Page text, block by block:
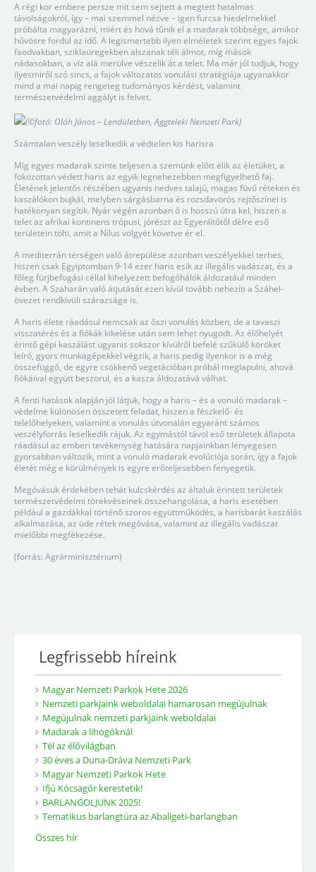
A régi kor embere persze mit sem sejtett a megtett hatalmas
távolságokról, így – mai szemmel nézve – igen furcsa hiedelmekkel
próbálta magyarázni, miért és hová tűnik el a madarak többsége, amikor
hűvösre fordul az idő. A legismertebb ilyen elméletek szerint egyes fajok
faodvakban, sziklaüregekben alszanak téli álmot, míg mások
nádasokban, a víz alá merülve vészelik át a telet. Ma már jól tudjuk, hogy
ilyesmiről szó sincs, a fajok változatos vonulási stratégiája ugyanakkor
mind a mai napig rengeteg tudományos kérdést, valamint
természetvédelmi aggályt is felvet.
(©fotó: Oláh János – Lendületben, Aggteleki Nemzeti Park)
Számtalan veszély leselkedik a védtelen kis harisra
Míg egyes madarak szinte teljesen a szemünk előtt élik az életüket, a
fokozottan védett haris az egyik legnehezebben megfigyelhető faj.
Életének jelentős részében ugyanis nedves talajú, magas füvű réteken és
kaszálókon bujkál, melyben sárgásbarna és rozsdavörös rejtőszínei is
hatékonyan segítik. Nyár végén azonban ő is hosszú útra kel, hiszen a
telet az afrikai kontinens trópusi, jórészt az Egyenlítőtől délre eső
területein tölti, amit a Nílus völgyét követve ér el.
A mediterrán térségen való átrepülése azonban veszélyekkel terhes,
hiszen csak Egyiptomban 9-14 ezer haris esik az illegális vadászat, és a
főleg fürjbefogási céllal kihelyezett befogóhálók áldozatául minden
évben. A Szaharán való átjutását ezen kívül tovább nehezíti a Száhel-
övezet rendkívüli szárazsága is.
A haris élete ráadásul nemcsak az őszi vonulás közben, de a tavaszi
visszatérés és a fiókák kikelése után sem lehet nyugodt. Az élőhelyét
érintő gépi kaszálást ugyanis sokszor kívülről befelé szűkülő köröket
leíró, gyors munkagépekkel végzik, a haris pedig ilyenkor is a még
összefüggő, de egyre csökkenő vegetációban próbál meglapulni, ahová
fiókáival együtt beszorul, és a kasza áldozatává válhat.
A fenti hatások alapján jól látjuk, hogy a haris – és a vonuló madarak –
védelme különösen összetett feladat, hiszen a fészkelő- és
telelőhelyeken, valamint a vonulás útvonalán egyaránt számos
veszélyforrás leselkedik rájuk. Az egymástól távol eső területek állapota
ráadásul az emberi tevékenység hatására napjainkban lényegesen
gyorsabban változik, mint a vonuló madarak evolúciója során, így a fajok
életét még e körülmények is egyre erőteljesebben fenyegetik.
Megóvásuk érdekében tehát kulcskérdés az általuk érintett területek
természetvédelmi törekvéseinek összehangolása, a haris esetében
például a gazdákkal történő szoros együttműködés, a harisbarát kaszálás
alkalmazása, az üde rétek megóvása, valamint az illegális vadászat
mielőbbi megfékezése.
(forrás: Agrárminisztérium)
Legfrissebb híreink
Magyar Nemzeti Parkok Hete 2026
Nemzeti parkjaink weboldalai hamarosan megújulnak
Megújulnak nemzeti parkjaink weboldalai
Madarak a lihogóknál
Tél az élővilágban
30 éves a Duna-Dráva Nemzeti Park
Magyar Nemzeti Parkok Hete
Ifjú Kócsagőr kerestetik!
BARLANGOLJUNK 2025!
Tematikus barlangtúra az Abaligeti-barlangban
Összes hír